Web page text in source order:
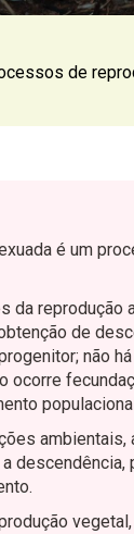
de
é um
da reprodução
de
não
ocorre
ambientais,
descendência,